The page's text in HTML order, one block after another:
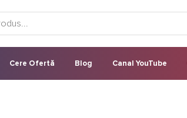
Cere Ofertă Blog Canal YouTube